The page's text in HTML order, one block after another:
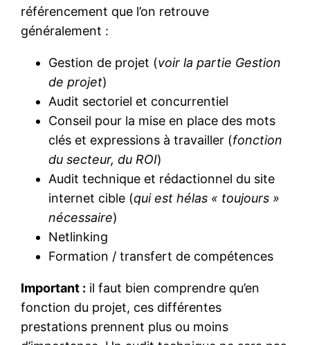
référencement que l’on retrouve
généralement :
Gestion de projet (voir la partie Gestion
de projet)
Audit sectoriel et concurrentiel
Conseil pour la mise en place des mots
clés et expressions à travailler (fonction
du secteur, du ROI)
Audit technique et rédactionnel du site
internet cible (qui est hélas « toujours »
nécessaire)
Netlinking
Formation / transfert de compétences
Important : il faut bien comprendre qu’en
fonction du projet, ces différentes
prestations prennent plus ou moins